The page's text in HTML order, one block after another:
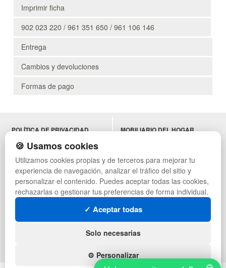
Imprimir ficha
902 023 220 / 961 351 650 / 961 106 146
Entrega
Cambios y devoluciones
Formas de pago
POLÍTICA DE PRIVACIDAD
CONDICIONES DE USO
CAMBIOS Y DEVOLUCIONES
CONTACTO
QUIENES SOMOS
MAPA WEB
PREGUNTAS FRECUENTES
INGRESA A TU CUENTA
SÍGUENOS:
MOBILIARIO DEL HOGAR
MUEBLES VINTAGE
TERRAZAS CON PALETS
NADADORES
EQUIPAMIENTO HOSTELERÍA
ESTANTERÍAS
🍪 Usamos cookies
Utilizamos cookies propias y de terceros para mejorar tu
experiencia de navegación, analizar el tráfico del sitio y
personalizar el contenido. Puedes aceptar todas las cookies,
rechazarlas o gestionar tus preferencias de forma individual.
✓ Aceptar todas
Solo necesarias
⚙️ Personalizar